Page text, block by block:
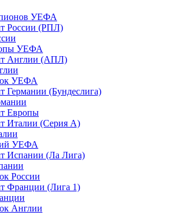
УЕФА
России (РПЛ)
УЕФА
Англии (АПЛ)
УЕФА
Германии (Бундеслига)
Европы
Италии (Серия А)
УЕФА
Испании (Ла Лига)
России
Франции (Лига 1)
Англии